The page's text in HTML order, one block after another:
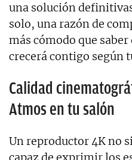
una solución
solo, una razón de
más cómodo que
crecerá contigo según
Calidad
Atmos en tu salón
Un reproductor 4K no